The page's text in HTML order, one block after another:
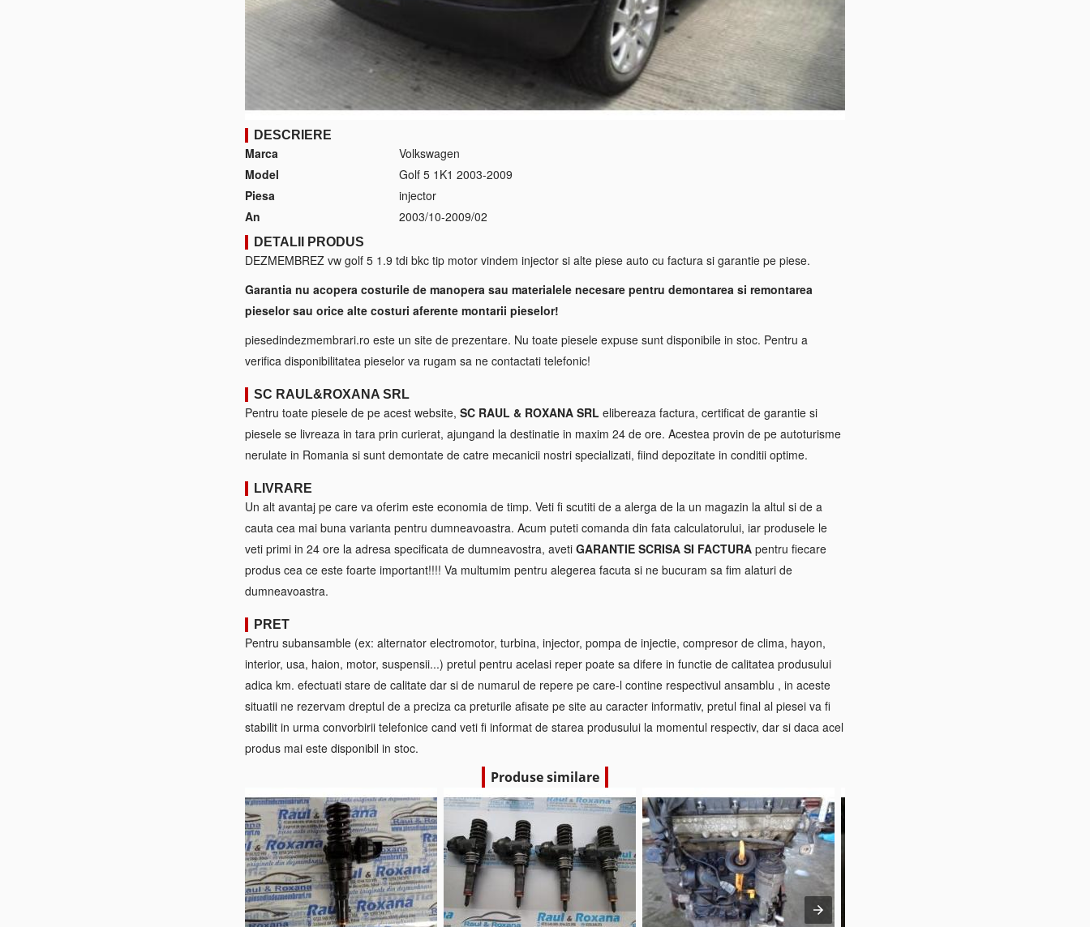
DESCRIERE
Marca
Volkswagen
Model
Golf 5 1K1 2003-2009
Piesa
injector
An
2003/10-2009/02
DETALII PRODUS
DEZMEMBREZ vw golf 5 1.9 tdi bkc tip motor vindem injector si alte piese auto cu factura si garantie pe piese.
Garantia nu acopera costurile de manopera sau materialele necesare pentru demontarea si remontarea
pieselor sau orice alte costuri aferente montarii pieselor!
piesedindezmembrari.ro este un site de prezentare. Nu toate piesele expuse sunt disponibile in stoc. Pentru a
verifica disponibilitatea pieselor va rugam sa ne contactati telefonic!
SC RAUL&ROXANA SRL
Pentru toate piesele de pe acest website, SC RAUL & ROXANA SRL elibereaza factura, certificat de garantie si
piesele se livreaza in tara prin curierat, ajungand la destinatie in maxim 24 de ore. Acestea provin de pe autoturisme
nerulate in Romania si sunt demontate de catre mecanicii nostri specializati, fiind depozitate in conditii optime.
LIVRARE
Un alt avantaj pe care va oferim este economia de timp. Veti fi scutiti de a alerga de la un magazin la altul si de a
cauta cea mai buna varianta pentru dumneavoastra. Acum puteti comanda din fata calculatorului, iar produsele le
veti primi in 24 ore la adresa specificata de dumneavostra, aveti GARANTIE SCRISA SI FACTURA pentru fiecare
produs cea ce este foarte important!!!! Va multumim pentru alegerea facuta si ne bucuram sa fim alaturi de
dumneavoastra.
PRET
Pentru subansamble (ex: alternator electromotor, turbina, injector, pompa de injectie, compresor de clima, hayon,
interior, usa, haion, motor, suspensii...) pretul pentru acelasi reper poate sa difere in functie de calitatea produsului
adica km. efectuati stare de calitate dar si de numarul de repere pe care-l contine respectivul ansamblu , in aceste
situatii ne rezervam dreptul de a preciza ca preturile afisate pe site au caracter informativ, pretul final al piesei va fi
stabilit in urma convorbirii telefonice cand veti fi informat de starea produsului la momentul respectiv, dar si daca acel
produs mai este disponibil in stoc.
Produse similare